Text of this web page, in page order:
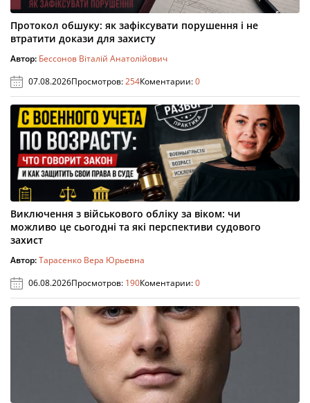
Протокол обшуку: як зафіксувати порушення і не
втратити докази для захисту
Автор: Бессонов Віталій Анатолійович
07.08.2026Просмотров:254Коментарии:0
Виключення з військового обліку за віком: чи
можливо це сьогодні та які перспективи судового
захист
Автор:Тарасенко Вера Юрьевна
06.08.2026Просмотров: 190Коментарии:0